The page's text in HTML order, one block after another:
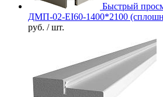
Быстрый
ДМП-02-EI60-1400*2100
руб. / шт.